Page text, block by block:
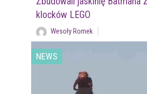
klocków LEGO
Wesoły Romek
NEWS